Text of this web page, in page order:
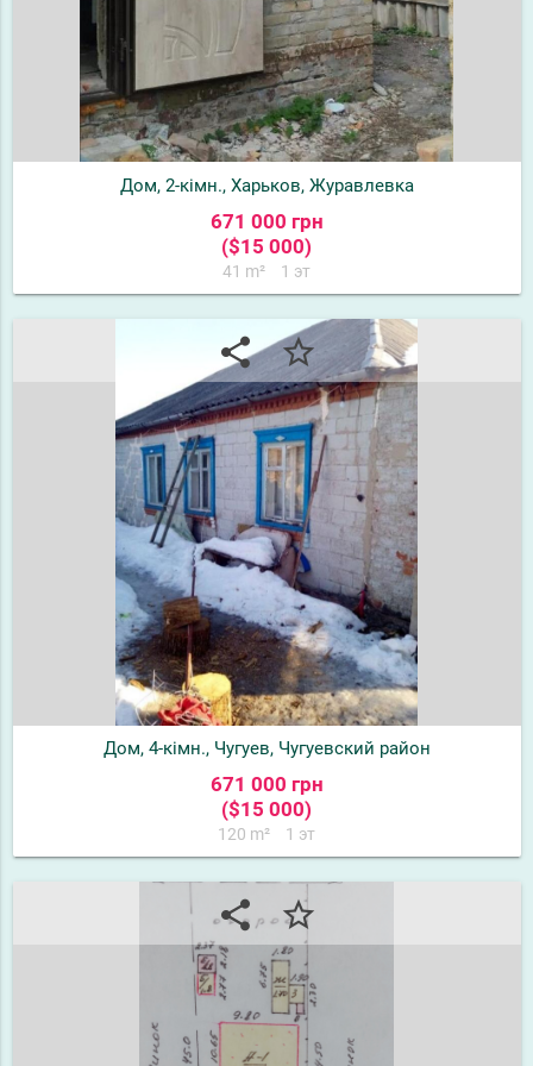
Дом, 2-кімн., Харьков, Журавлевка
671 000 грн
($15 000)
41 m² 1 эт
share star_border
Дом, 4-кімн., Чугуев, Чугуевский район
671 000 грн
($15 000)
120 m² 1 эт
share star_border